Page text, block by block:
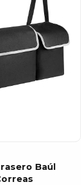
Baúl